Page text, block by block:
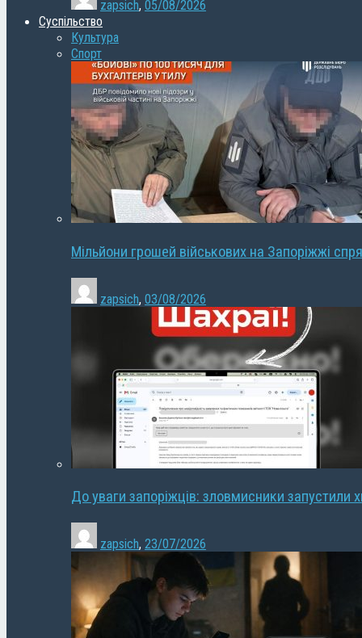
zapsich, 05/08/2026
Суспільство
Культура
Спорт
Мільйони грошей військових на Запоріжжі
zapsich, 03/08/2026
До уваги запоріжців: зловмисники запустили
zapsich, 23/07/2026